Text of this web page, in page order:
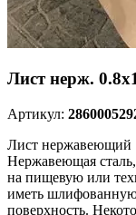
Лист нерж.
Артикул:
Лист нержавеющий
Нержавеющая сталь,
на пищевую или
иметь
поверхность.